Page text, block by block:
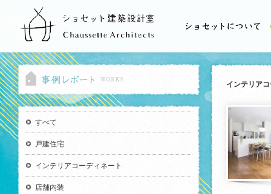
すべて
戸建住宅
インテリアコーディネート
店舗内装
インテリア